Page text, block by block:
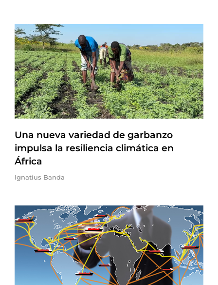
Una nueva variedad de garbanzo
impulsa la resiliencia climática en
África
Ignatius Banda